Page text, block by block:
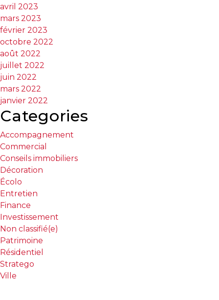
avril 2023
mars 2023
février 2023
octobre 2022
août 2022
juillet 2022
juin 2022
mars 2022
janvier 2022
Categories
Accompagnement
Commercial
Conseils immobiliers
Décoration
Écolo
Entretien
Finance
Investissement
Non classifié(e)
Patrimoine
Résidentiel
Stratego
Ville